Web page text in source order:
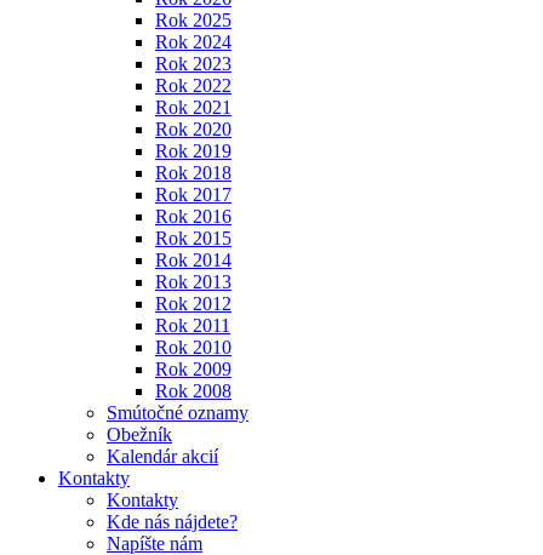
Rok 2025
Rok 2024
Rok 2023
Rok 2022
Rok 2021
Rok 2020
Rok 2019
Rok 2018
Rok 2017
Rok 2016
Rok 2015
Rok 2014
Rok 2013
Rok 2012
Rok 2011
Rok 2010
Rok 2009
Rok 2008
Smútočné oznamy
Obežník
Kalendár akcií
Kontakty
Kontakty
Kde nás nájdete?
Napíšte nám